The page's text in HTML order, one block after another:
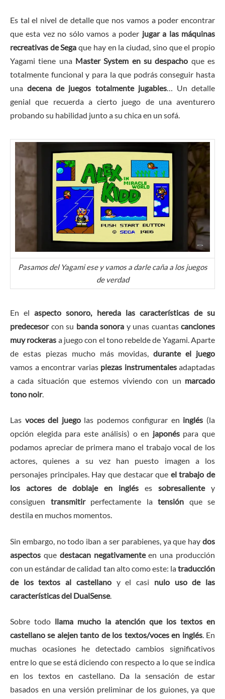
Es tal el nivel de detalle que nos vamos a poder encontrar
que esta vez no sólo vamos a poder jugar a las máquinas
recreativas de Sega que hay en la ciudad, sino que el propio
Yagami tiene una Master System en su despacho que es
totalmente funcional y para la que podrás conseguir hasta
unadecena de juegos totalmente jugables… Un detalle
genial que recuerda a cierto juego de una aventurero
probando su habilidad junto a su chica en un sofá.
Pasamos del Yagami ese y vamos a darle caña a los juegos
de verdad
En elaspecto sonoro, hereda las características de su
predecesorcon su banda sonora y unas cuantas canciones
muy rockeras a juego con el tono rebelde de Yagami. Aparte
de estas piezas mucho más movidas,durante el juego
vamos a encontrar varias piezas instrumentalesadaptadas
a cada situación que estemos viviendo con un marcado
tono noir.
Las voces del juegolas podemos configurar en inglés (la
opción elegida para este análisis) o en japonés para que
podamos apreciar de primera mano el trabajo vocal de los
actores, quienes a su vez han puesto imagen a los
personajes principales. Hay que destacar que el trabajo de
los actores de doblaje en inglés es sobresalientey
consiguen transmitir perfectamente la tensión que se
destila en muchos momentos.
Sin embargo, no todo iban a ser parabienes, ya que hay dos
aspectos que destacan negativamenteen una producción
con un estándar de calidad tan alto como este: latraducción
de los textos al castellanoy el casi nulo uso de las
características del DualSense.
Sobre todo llama mucho la atención que los textos en
castellano se alejen tanto de los textos/voces en inglés. En
muchas ocasiones he detectado cambios significativos
entre lo que se está diciendo con respecto a lo que se indica
en los textos en castellano. Da la sensación de estar
basados en una versión preliminar de los guiones, ya que